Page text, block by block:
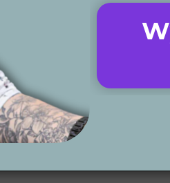
kosiarki i oświetlenie w
która pomoże nam
porach dnia. Po